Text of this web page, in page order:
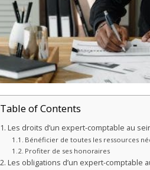
Table of Contents
Les droits d’un expert-comptable au
Bénéficier de toutes les ressources
Profiter de ses honoraires
Les obligations d’un expert-comptable